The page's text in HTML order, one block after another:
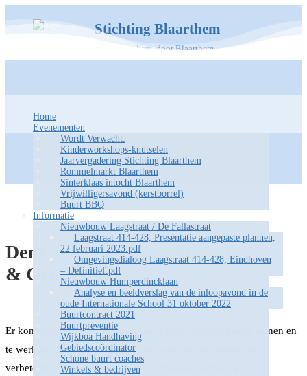
Stichting Blaarthem
Voor Blaarthem, door Blaarthem
Home
Evenementen
Wordt Verwacht:
Kinderworkshops-knutselen
Jaarvergadering Stichting Blaarthem
Rommelmarkt Blaarthem
Sinterklaas intocht Blaarthem
Vrijwilligersavond (kerstborrel)
Buurt BBQ
Informatie
Nieuwbouw Laagstraat / De Fallastraat
Laagstraat 414-428, Presentatie aangepaste plannen,
22 februari 2023.pdf
Omgevingsdialoog Laagstraat 414-428, Eindhoven
– Definitief.pdf
Nieuwbouw Humperdincklaan
Analyse en beeldverslag van de inloopavond in de
oude Internationale School 31 oktober 2022
Buurtcontract 2021
Buurtpreventie
Wijkboa Handhaving
Gebiedscoördinator
Schone buurt coaches
Winkels & bedrijven
Denk mee! Kop van Blaarthem
& Genderdal
Er komen steeds meer mensen naar Eindhoven om hier te wonen en
te werken. Deze groei biedt de kans om onze stadsdelen te
verbeteren. Door extra woningen te bouwen kunnen we de